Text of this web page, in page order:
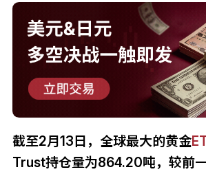
截至2月13日，全球最大的黄金
Trust持仓量为864.20吨，较前